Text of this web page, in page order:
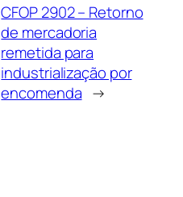
CFOP 2902 – Retorno
de mercadoria
remetida para
industrialização por
encomenda →